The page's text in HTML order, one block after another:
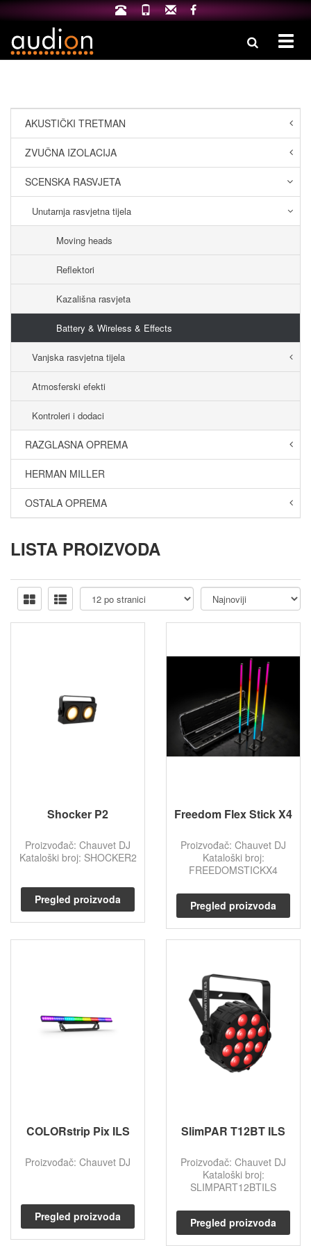
AKUSTIČKI TRETMAN
ZVUČNA IZOLACIJA
SCENSKA RASVJETA
Unutarnja rasvjetna tijela
Moving heads
Reflektori
Kazališna rasvjeta
Battery & Wireless & Effects
Vanjska rasvjetna tijela
Atmosferski efekti
Kontroleri i dodaci
RAZGLASNA OPREMA
HERMAN MILLER
OSTALA OPREMA
LISTA PROIZVODA
Shocker P2
Proizvođač: Chauvet DJ
Kataloški broj: SHOCKER2
Pregled proizvoda
Freedom Flex Stick X4
Proizvođač: Chauvet DJ
Kataloški broj:
FREEDOMSTICKX4
Pregled proizvoda
COLORstrip Pix ILS
Proizvođač: Chauvet DJ
Pregled proizvoda
SlimPAR T12BT ILS
Proizvođač: Chauvet DJ
Kataloški broj:
SLIMPART12BTILS
Pregled proizvoda